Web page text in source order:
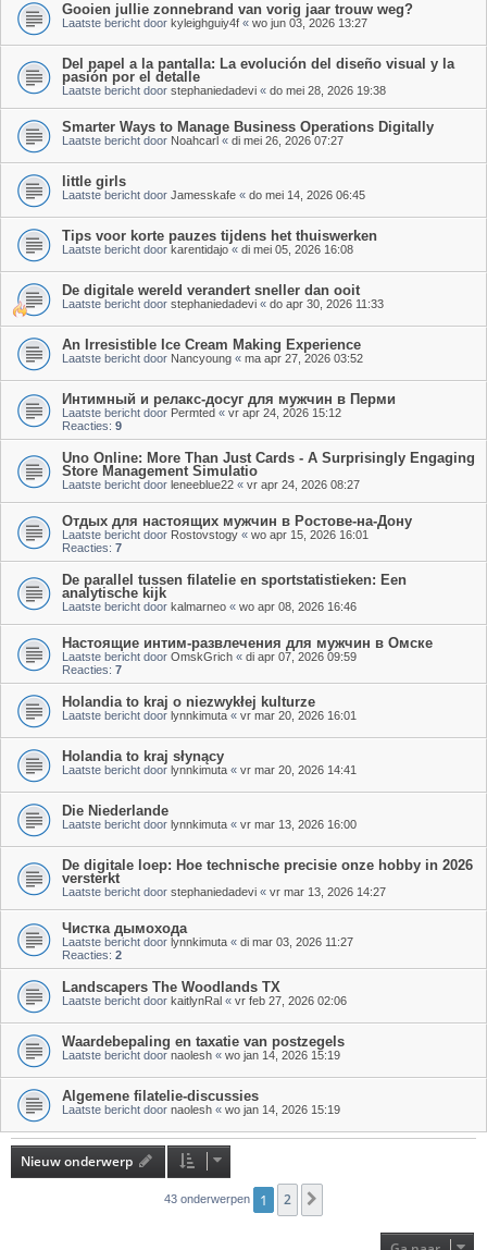
Gooien jullie zonnebrand van vorig jaar trouw weg?
Laatste bericht door kyleighguiy4f « wo jun 03, 2026 13:27
Del papel a la pantalla: La evolución del diseño visual y la
pasión por el detalle
Laatste bericht door stephaniedadevi « do mei 28, 2026 19:38
Smarter Ways to Manage Business Operations Digitally
Laatste bericht door Noahcarl « di mei 26, 2026 07:27
little girls
Laatste bericht door Jamesskafe « do mei 14, 2026 06:45
Tips voor korte pauzes tijdens het thuiswerken
Laatste bericht door karentidajo « di mei 05, 2026 16:08
De digitale wereld verandert sneller dan ooit
Laatste bericht door stephaniedadevi « do apr 30, 2026 11:33
An Irresistible Ice Cream Making Experience
Laatste bericht door Nancyoung « ma apr 27, 2026 03:52
Интимный и релакс-досуг для мужчин в Перми
Laatste bericht door Permted « vr apr 24, 2026 15:12
Reacties: 9
Uno Online: More Than Just Cards - A Surprisingly Engaging
Store Management Simulatio
Laatste bericht door leneeblue22 « vr apr 24, 2026 08:27
Отдых для настоящих мужчин в Ростове-на-Дону
Laatste bericht door Rostovstogy « wo apr 15, 2026 16:01
Reacties: 7
De parallel tussen filatelie en sportstatistieken: Een
analytische kijk
Laatste bericht door kalmarneo « wo apr 08, 2026 16:46
Настоящие интим-развлечения для мужчин в Омске
Laatste bericht door OmskGrich « di apr 07, 2026 09:59
Reacties: 7
Holandia to kraj o niezwykłej kulturze
Laatste bericht door lynnkimuta « vr mar 20, 2026 16:01
Holandia to kraj słynący
Laatste bericht door lynnkimuta « vr mar 20, 2026 14:41
Die Niederlande
Laatste bericht door lynnkimuta « vr mar 13, 2026 16:00
De digitale loep: Hoe technische precisie onze hobby in 2026
versterkt
Laatste bericht door stephaniedadevi « vr mar 13, 2026 14:27
Чистка дымохода
Laatste bericht door lynnkimuta « di mar 03, 2026 11:27
Reacties: 2
Landscapers The Woodlands TX
Laatste bericht door kaitlynRal « vr feb 27, 2026 02:06
Waardebepaling en taxatie van postzegels
Laatste bericht door naolesh « wo jan 14, 2026 15:19
Algemene filatelie-discussies
Laatste bericht door naolesh « wo jan 14, 2026 15:19
Nieuw onderwerp
43 onderwerpen 1 2